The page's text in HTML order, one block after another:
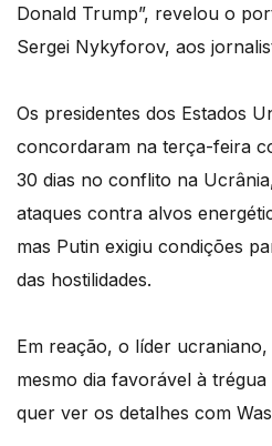
Donald Trump”, revelou o
Sergei Nykyforov, aos
Os presidentes dos Estados
concordaram na terça-feira
30 dias no conflito na
ataques contra alvos
mas Putin exigiu condições
das hostilidades.
Em reação, o líder
mesmo dia favorável à
quer ver os detalhes com